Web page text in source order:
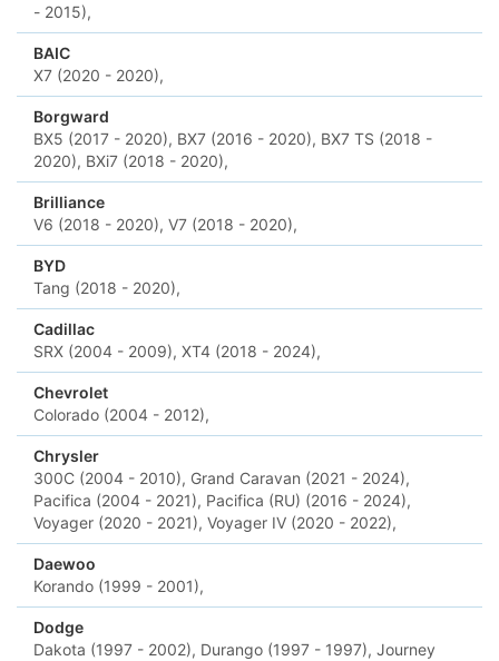
- 2015),
BAIC
X7 (2020 - 2020),
Borgward
BX5 (2017 - 2020), BX7 (2016 - 2020), BX7 TS (2018 -
2020), BXi7 (2018 - 2020),
Brilliance
V6 (2018 - 2020), V7 (2018 - 2020),
BYD
Tang (2018 - 2020),
Cadillac
SRX (2004 - 2009), XT4 (2018 - 2024),
Chevrolet
Colorado (2004 - 2012),
Chrysler
300C (2004 - 2010), Grand Caravan (2021 - 2024),
Pacifica (2004 - 2021), Pacifica (RU) (2016 - 2024),
Voyager (2020 - 2021), Voyager IV (2020 - 2022),
Daewoo
Korando (1999 - 2001),
Dodge
Dakota (1997 - 2002), Durango (1997 - 1997), Journey